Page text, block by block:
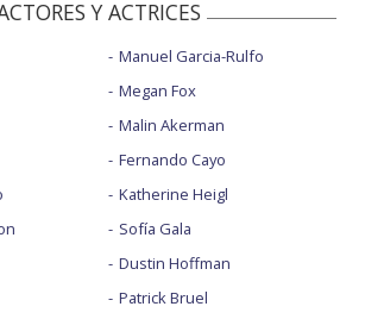
Y ACTRICES
Manuel Garcia-Rulfo
Megan Fox
Malin Akerman
Fernando Cayo
Katherine Heigl
Sofía Gala
Dustin Hoffman
Patrick Bruel